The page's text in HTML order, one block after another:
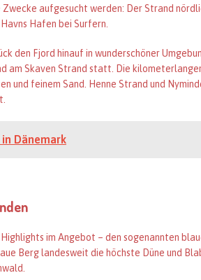
aufgesucht werden: Der Strand
Hafen bei Surfern.
den Fjord hinauf in wunderschöner
am Skaven Strand statt. Die
und feinem Sand. Henne Strand und
Dänemark
im Angebot – den sogenannten
Berg landesweit die höchste Düne und